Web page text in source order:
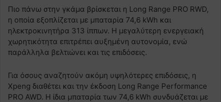
Πιο πάνω στην γκάμα βρίσκεται η Long Range PRO RWD,
η οποία εξοπλίζεται με μπαταρία 74,6 kWh και
ηλεκτροκινητήρα 313 ίππων. Η μεγαλύτερη ενεργειακή
χωρητικότητα επιτρέπει αυξημένη αυτονομία, ενώ
παράλληλα βελτιώνει και τις επιδόσεις.
Για όσους αναζητούν ακόμη υψηλότερες επιδόσεις, η
Xpeng διαθέτει και την έκδοση Long Range Performance
PRO AWD. Η ίδια μπαταρία των 74,6 kWh συνδυάζεται με